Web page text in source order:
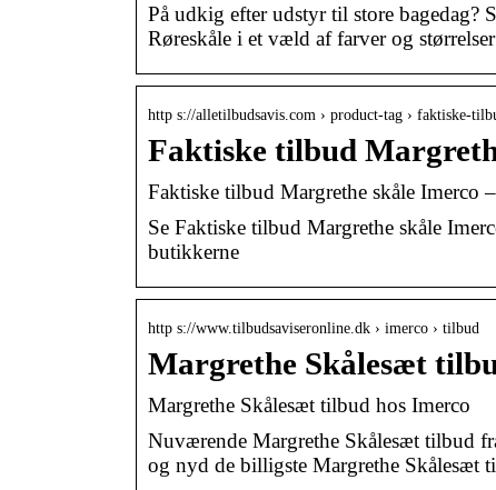
På udkig efter udstyr til store bagedag?
Røreskåle i et væld af farver og
http s://alletilbudsavis.com › product-tag › faktiske-
Faktiske tilbud
Faktiske tilbud Margrethe skåle Imerco
Se Faktiske tilbud Margrethe skåle
butikkerne
http s://www.tilbudsaviseronline.dk › imerco › tilbud
Margrethe Skålesæt
Margrethe Skålesæt tilbud hos Imerco
Nuværende Margrethe Skålesæt tilbud
og nyd de billigste Margrethe Skålesæt